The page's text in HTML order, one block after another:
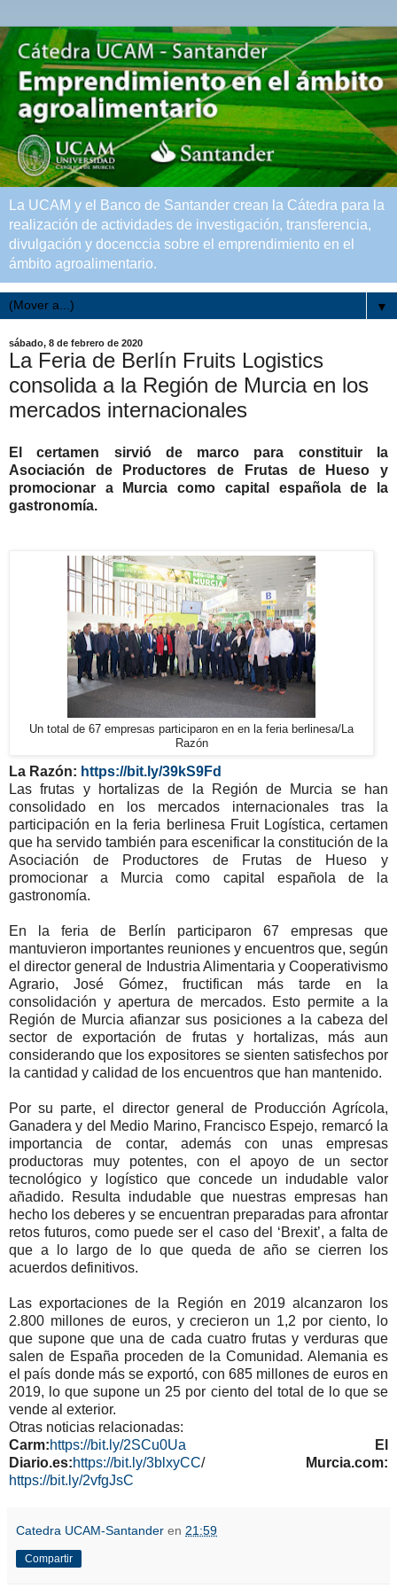
La UCAM y el Banco de Santander crean la Cátedra para la
realización de actividades de investigación, transferencia,
divulgación y docenccia sobre el emprendimiento en el
ámbito agroalimentario.
▼
sábado, 8 de febrero de 2020
La Feria de Berlín Fruits Logistics
consolida a la Región de Murcia en los
mercados internacionales
El certamen sirvió de marco para constituir la
Asociación de Productores de Frutas de Hueso y
promocionar a Murcia como capital española de la
gastronomía.
Un total de 67 empresas participaron en en la feria berlinesa/La
Razón
La Razón: https://bit.ly/39kS9Fd
Las frutas y hortalizas de la Región de Murcia se han
consolidado en los mercados internacionales tras la
participación en la feria berlinesa Fruit Logística, certamen
que ha servido también para escenificar la constitución de la
Asociación de Productores de Frutas de Hueso y
promocionar a Murcia como capital española de la
gastronomía.
En la feria de Berlín participaron 67 empresas que
mantuvieron importantes reuniones y encuentros que, según
el director general de Industria Alimentaria y Cooperativismo
Agrario, José Gómez, fructifican más tarde en la
consolidación y apertura de mercados. Esto permite a la
Región de Murcia afianzar sus posiciones a la cabeza del
sector de exportación de frutas y hortalizas, más aun
considerando que los expositores se sienten satisfechos por
la cantidad y calidad de los encuentros que han mantenido.
Por su parte, el director general de Producción Agrícola,
Ganadera y del Medio Marino, Francisco Espejo, remarcó la
importancia de contar, además con unas empresas
productoras muy potentes, con el apoyo de un sector
tecnológico y logístico que concede un indudable valor
añadido. Resulta indudable que nuestras empresas han
hecho los deberes y se encuentran preparadas para afrontar
retos futuros, como puede ser el caso del ‘Brexit’, a falta de
que a lo largo de lo que queda de año se cierren los
acuerdos definitivos.
Las exportaciones de la Región en 2019 alcanzaron los
2.800 millones de euros, y crecieron un 1,2 por ciento, lo
que supone que una de cada cuatro frutas y verduras que
salen de España proceden de la Comunidad. Alemania es
el país donde más se exportó, con 685 millones de euros en
2019, lo que supone un 25 por ciento del total de lo que se
vende al exterior.
Otras noticias relacionadas:
Carm:https://bit.ly/2SCu0Ua
El
Diario.es:https://bit.ly/3blxyCC/Murcia.com:
https://bit.ly/2vfgJsC
Catedra UCAM-Santander en 21:59
Compartir